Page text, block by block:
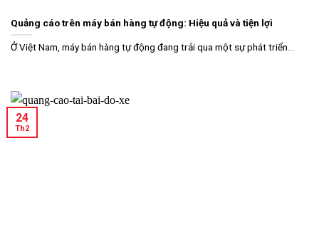
Quảng cáo trên máy bán hàng tự động: Hiệu quả và tiện lợi
Ở Việt Nam, máy bán hàng tự động đang trải qua một sự phát triển...
24
Th2